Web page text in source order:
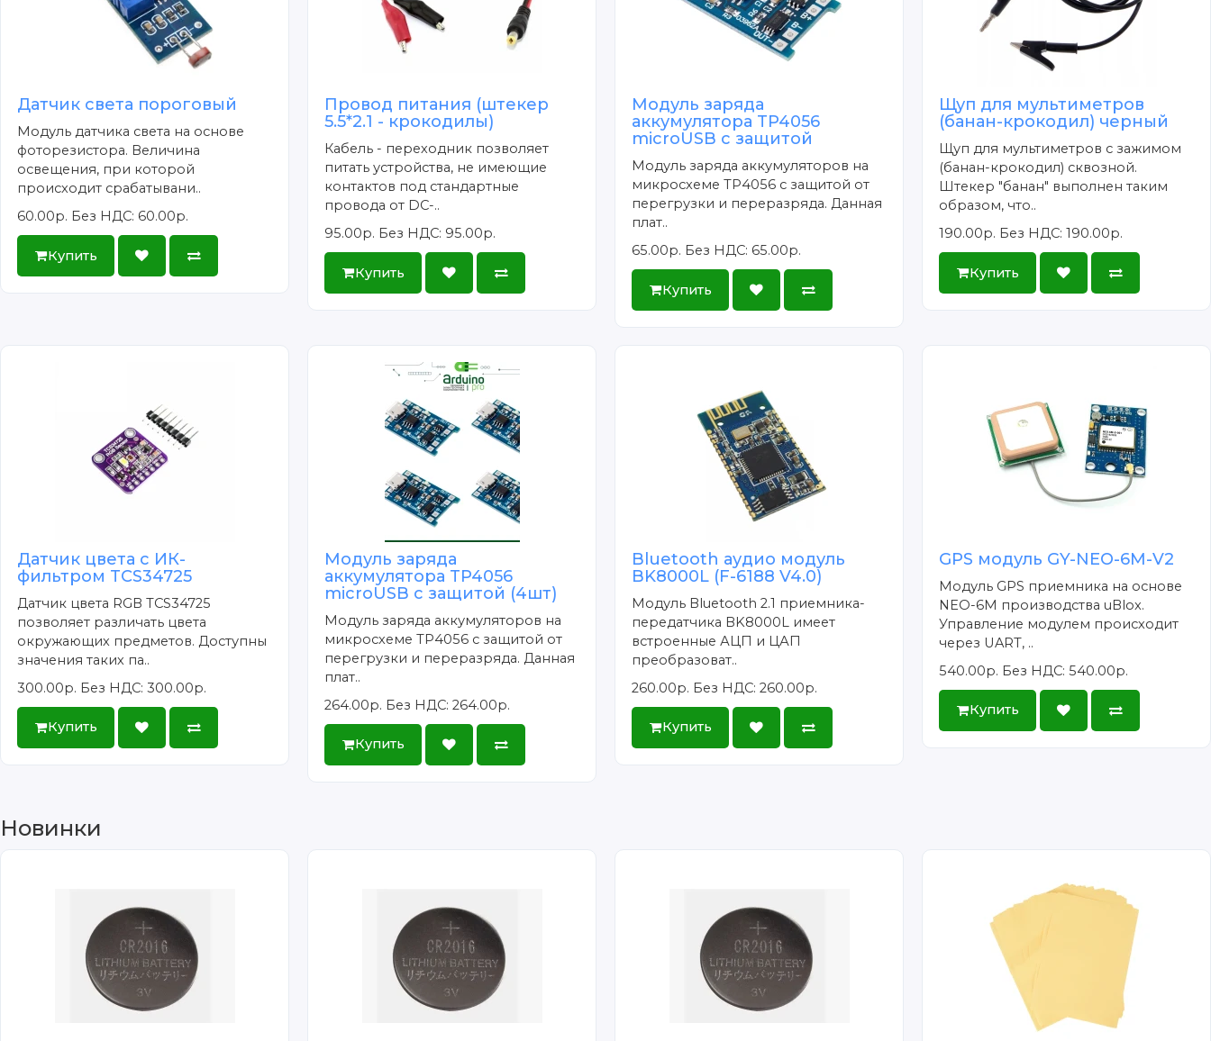
Датчик света пороговый
Модуль датчика света на основе
фоторезистора. Величина
освещения, при которой
происходит срабатывани..
60.00р. Без НДС: 60.00р.
Купить
Провод питания (штекер
5.5*2.1 - крокодилы)
Кабель - переходник позволяет
питать устройства, не имеющие
контактов под стандартные
провода от DC-..
95.00р. Без НДС: 95.00р.
Купить
Модуль заряда
аккумулятора TP4056
microUSB с защитой
Модуль заряда аккумуляторов на
микросхеме TP4056 с защитой от
перегрузки и переразряда. Данная
плат..
65.00р. Без НДС: 65.00р.
Купить
Щуп для мультиметров
(банан-крокодил) черный
Щуп для мультиметров с зажимом
(банан-крокодил) сквозной.
Штекер "банан" выполнен таким
образом, что..
190.00р. Без НДС: 190.00р.
Купить
Датчик цвета с ИК-
фильтром TCS34725
Датчик цвета RGB TCS34725
позволяет различать цвета
окружающих предметов. Доступны
значения таких па..
300.00р. Без НДС: 300.00р.
Купить
Модуль заряда
аккумулятора TP4056
microUSB с защитой (4шт)
Модуль заряда аккумуляторов на
микросхеме TP4056 с защитой от
перегрузки и переразряда. Данная
плат..
264.00р. Без НДС: 264.00р.
Купить
Bluetooth аудио модуль
BK8000L (F-6188 V4.0)
Модуль Bluetooth 2.1 приемника-
передатчика BK8000L имеет
встроенные АЦП и ЦАП
преобразоват..
260.00р. Без НДС: 260.00р.
Купить
GPS модуль GY-NEO-6M-V2
Модуль GPS приемника на основе
NEO-6M производства uBlox.
Управление модулем происходит
через UART, ..
540.00р. Без НДС: 540.00р.
Купить
Новинки